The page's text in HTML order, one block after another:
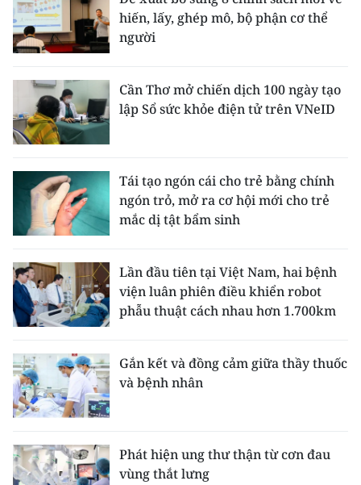
hiến, lấy, ghép mô, bộ phận cơ thể
người
Cần Thơ mở chiến dịch 100 ngày tạo
lập Sổ sức khỏe điện tử trên VNeID
Tái tạo ngón cái cho trẻ bằng chính
ngón trỏ, mở ra cơ hội mới cho trẻ
mắc dị tật bẩm sinh
Lần đầu tiên tại Việt Nam, hai bệnh
viện luân phiên điều khiển robot
phẫu thuật cách nhau hơn 1.700km
Gắn kết và đồng cảm giữa thầy thuốc
và bệnh nhân
Phát hiện ung thư thận từ cơn đau
vùng thắt lưng